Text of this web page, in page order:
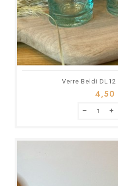
Verre Beldi
4,50